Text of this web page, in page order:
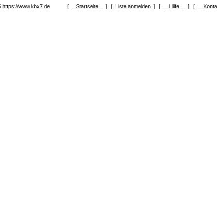
https://www.kbx7.de [ Startseite ] [ Liste anmelden ] [ Hilfe ] [